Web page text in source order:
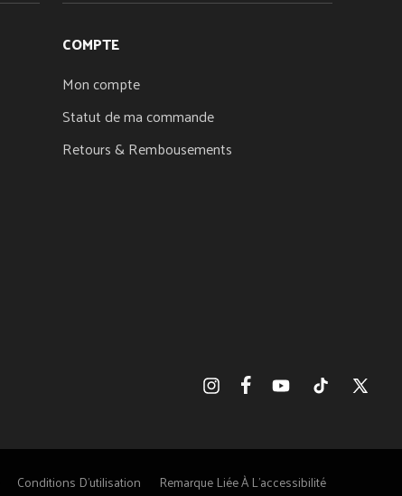
COMPTE
Mon compte
Statut de ma commande
Retours & Rembousements
InstagramFacebookYouTubeTikTok X
Conditions D'utilisation Remarque Liée À L'accessibilité